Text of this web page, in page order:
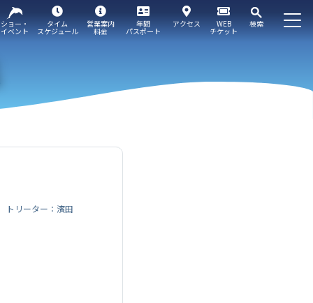
WEB
チケット
検索
ショー・
イベント
タイム
スケジュール
営業案内
料金
年間
パスポート
アクセス
トリーター：濱田